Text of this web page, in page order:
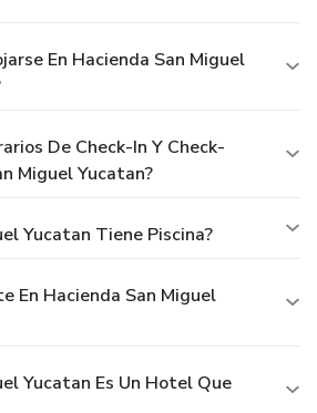
En Hacienda San Miguel
De Check-In Y Check-
Miguel Yucatan?
Yucatan Tiene Piscina?
En Hacienda San Miguel
Yucatan Es Un Hotel Que